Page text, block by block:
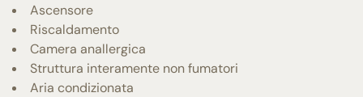
Ascensore
Riscaldamento
Camera anallergica
Struttura interamente non fumatori
Aria condizionata